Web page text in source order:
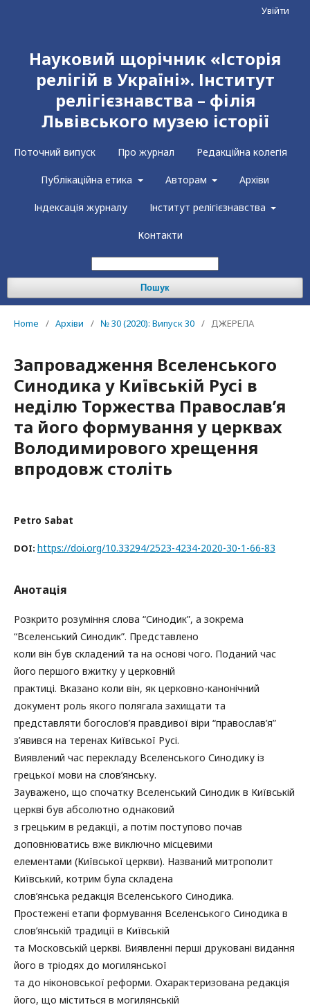
Науковий щорічник «Історія
релігій в Україні». Інститут
релігієзнавства – філія
Львівського музею історії
Поточний випуск Про журнал Редакційна колегія
Публікаційна етика Авторам Архіви
Індексація журналу Інститут релігієзнавства
Контакти
Пошук
Увійти
Home / Архіви / № 30 (2020): Випуск 30 / ДЖЕРЕЛА
Запровадження Вселенського
Синодика у Київській Русі в
неділю Торжества Православ’я
та його формування у церквах
Володимирового хрещення
впродовж століть
Petro Sabat
DOI: https://doi.org/10.33294/2523-4234-2020-30-1-66-83
Анотація
Розкрито розуміння слова “Синодик”, а зокрема
“Вселенський Синодик”. Представлено
коли він був складений та на основі чого. Поданий час
його першого вжитку у церковній
практиці. Вказано коли він, як церковно-канонічний
документ роль якого полягала захищати та
представляти богослов’я правдивої віри “православ’я”
з’явився на теренах Київської Русі.
Виявлений час перекладу Вселенського Синодику із
грецької мови на слов’янську.
Зауважено, що спочатку Вселенський Синодик в Київській
церкві був абсолютно однаковий
з грецьким в редакції, а потім поступово почав
доповнюватись вже виключно місцевими
елементами (Київської церкви). Названий митрополит
Київський, котрим була складена
слов’янська редакція Вселенського Синодика.
Простежені етапи формування Вселенського Синодика в
слов’янській традиції в Київській
та Московській церкві. Виявленні перші друковані видання
його в тріодях до могилянської
та до ніконовської реформи. Охарактеризована редакція
його, що міститься в могилянській